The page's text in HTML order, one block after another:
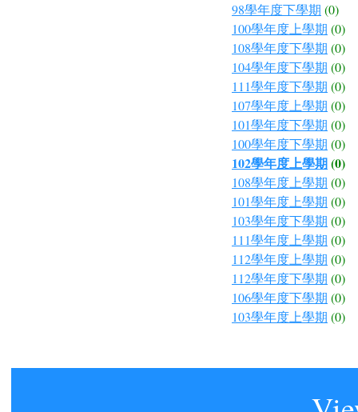
98學年度下學期 (0)
100學年度上學期 (0)
108學年度下學期 (0)
104學年度下學期 (0)
111學年度下學期 (0)
107學年度上學期 (0)
101學年度下學期 (0)
100學年度下學期 (0)
102學年度上學期(0)
108學年度上學期 (0)
101學年度上學期 (0)
103學年度下學期 (0)
111學年度上學期 (0)
112學年度上學期 (0)
112學年度下學期 (0)
106學年度下學期 (0)
103學年度上學期 (0)